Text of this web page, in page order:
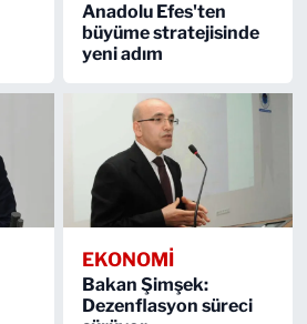
Anadolu Efes'ten
büyüme stratejisinde
yeni adım
EKONOMİ
Bakan Şimşek:
Dezenflasyon süreci